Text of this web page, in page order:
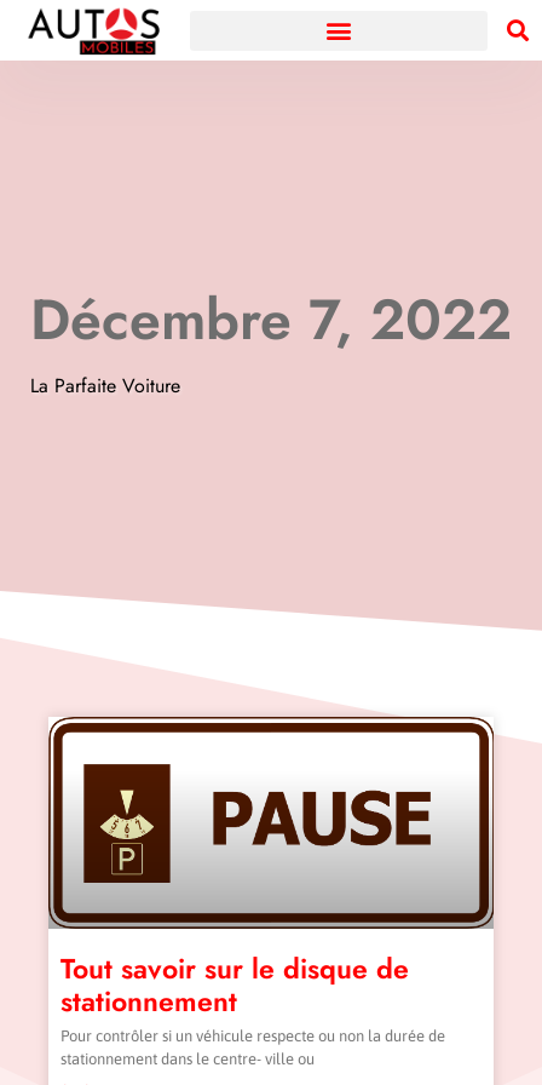
Décembre 7, 2022
La Parfaite Voiture
Tout savoir sur le disque de
stationnement
Pour contrôler si un véhicule respecte ou non la durée de
stationnement dans le centre- ville ou